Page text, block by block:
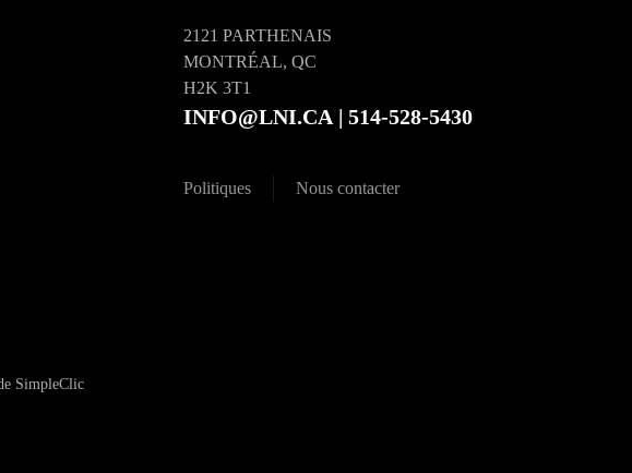
2121 PARTHENAIS
MONTRÉAL, QC
H2K 3T1
INFO@LNI.CA | 514-528-5430
Politiques Nous contacter
SimpleClic